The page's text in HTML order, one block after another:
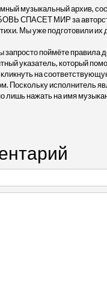
музыкальный архив,
СПАСЕТ МИР за
Мы уже подготовили
запросто поймёте правила
указатель, который
кликнуть на
Поскольку исполнитель
лишь нажать на имя